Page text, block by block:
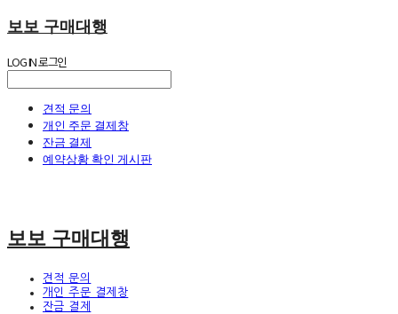
보보 구매대행
LOG IN로그인
견적 문의
개인 주문 결제창
잔금 결제
예약상황 확인 게시판
보보 구매대행
견적 문의
개인 주문 결제창
잔금 결제